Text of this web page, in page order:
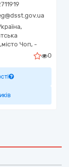
,
місто Чоп, -
0